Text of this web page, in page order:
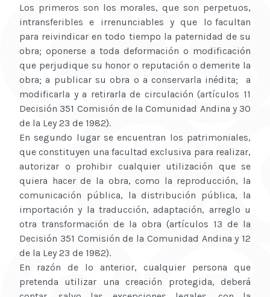
Los primeros son los morales, que son perpetuos,
intransferibles e irrenunciables y que lo facultan
para reivindicar en todo tiempo la paternidad de su
obra; oponerse a toda deformación o modificación
que perjudique su honor o reputación o demerite la
obra; a publicar su obra o a conservarla inédita; a
modificarla y a retirarla de circulación (artículos 11
Decisión 351 Comisión de la Comunidad Andina y 30
de la Ley 23 de 1982).
En segundo lugar se encuentran los patrimoniales,
que constituyen una facultad exclusiva para realizar,
autorizar o prohibir cualquier utilización que se
quiera hacer de la obra, como la reproducción, la
comunicación pública, la distribución pública, la
importación y la traducción, adaptación, arreglo u
otra transformación de la obra (artículos 13 de la
Decisión 351 Comisión de la Comunidad Andina y 12
de la Ley 23 de 1982).
En razón de lo anterior, cualquier persona que
pretenda utilizar una creación protegida, deberá